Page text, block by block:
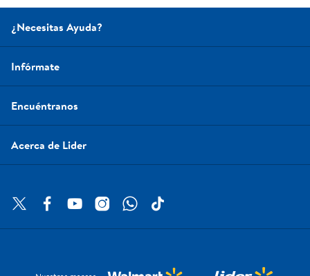
¿Necesitas Ayuda?
Infórmate
Encuéntranos
Acerca de Lider